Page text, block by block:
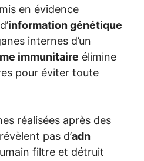
en évidence
information génétique
internes d’un
immunitaire élimine
pour éviter toute
réalisées après des
pas d’adn
filtre et détruit